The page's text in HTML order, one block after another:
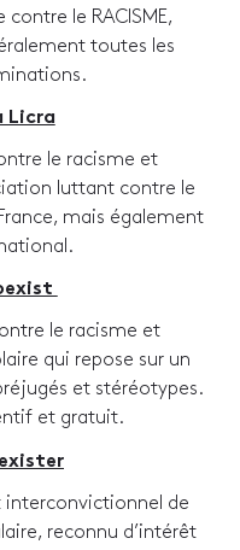
le RACISME,
toutes les
Licra
le racisme et
luttant contre le
mais également
le racisme et
qui repose sur un
et stéréotypes.
et gratuit.
interconvictionnel de
reconnu d’intérêt